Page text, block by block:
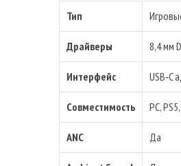
Тип
Драйверы 8,4 мм
Интерфейс USB‑C
Совместимость PC,
ANC Да